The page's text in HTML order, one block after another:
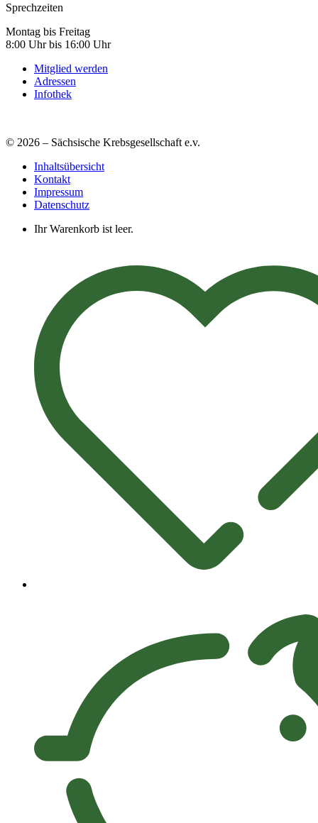
Sprechzeiten
Montag bis Freitag
8:00 Uhr bis 16:00 Uhr
Mitglied werden
Adressen
Infothek
© 2026 – Sächsische Krebsgesellschaft e.v.
Inhaltsübersicht
Kontakt
Impressum
Datenschutz
Ihr Warenkorb ist leer.